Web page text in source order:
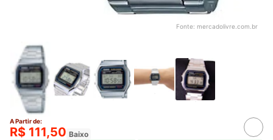
Fonte: mercadolivre.com.br
A Partir de:
R$ 111,50 Baixo